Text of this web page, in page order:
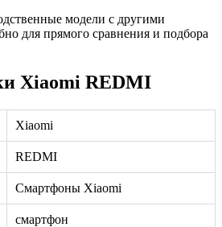
модели с другими
для прямого сравнения и подбора
Xiaomi REDMI
Xiaomi
REDMI
Смартфоны Xiaomi
смартфон